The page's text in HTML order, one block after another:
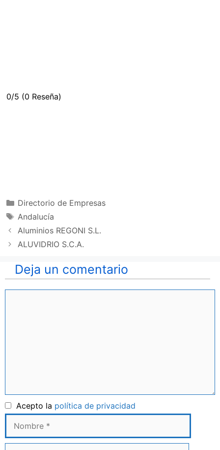
0/5 (0 Reseña)
Categorías
Directorio de Empresas
Etiquetas
Andalucía
Aluminios REGONI S.L.
ALUVIDRIO S.C.A.
Deja un comentario
Acepto la política de privacidad